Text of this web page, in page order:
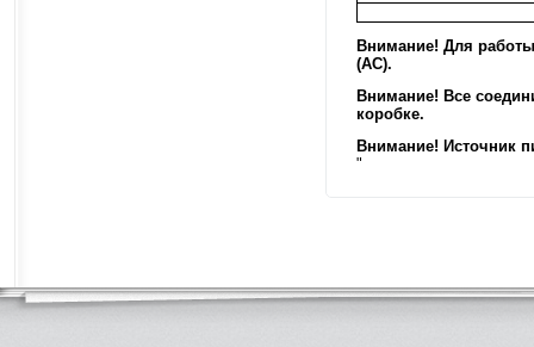
Внимание! Для
(AC).
Внимание! Все
коробке.
Внимание! Источник
"